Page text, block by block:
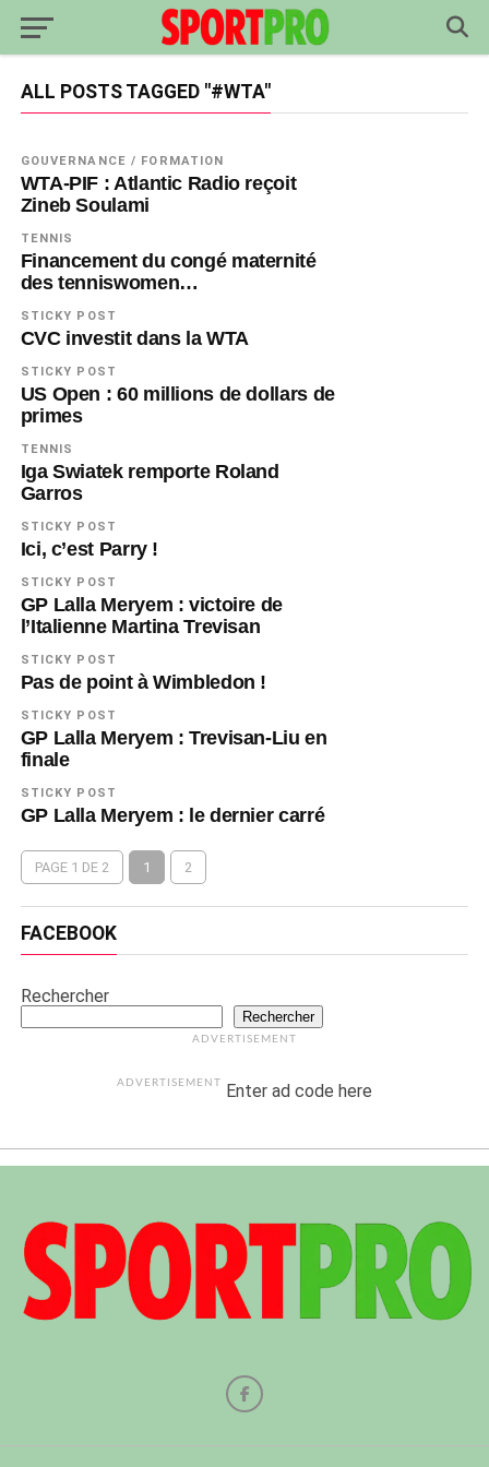
ALL POSTS TAGGED "#WTA"
GOUVERNANCE / FORMATION
WTA-PIF : Atlantic Radio reçoit
Zineb Soulami
TENNIS
Financement du congé maternité
des tenniswomen…
STICKY POST
CVC investit dans la WTA
STICKY POST
US Open : 60 millions de dollars de
primes
TENNIS
Iga Swiatek remporte Roland
Garros
STICKY POST
Ici, c’est Parry !
STICKY POST
GP Lalla Meryem : victoire de
l’Italienne Martina Trevisan
STICKY POST
Pas de point à Wimbledon !
STICKY POST
GP Lalla Meryem : Trevisan-Liu en
finale
STICKY POST
GP Lalla Meryem : le dernier carré
PAGE 1 DE 2 1 2
FACEBOOK
Rechercher
Rechercher
ADVERTISEMENT
ADVERTISEMENT Enter ad code here